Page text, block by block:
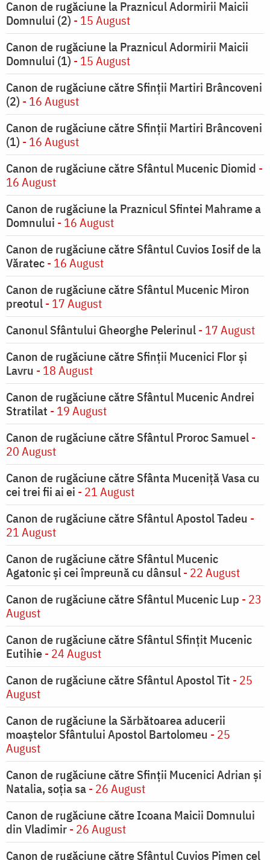
Canon de rugăciune la Praznicul Adormirii Maicii
Domnului (2) - 15 August
Canon de rugăciune la Praznicul Adormirii Maicii
Domnului (1) - 15 August
Canon de rugăciune către Sfinții Martiri Brâncoveni
(2) - 16 August
Canon de rugăciune către Sfinții Martiri Brâncoveni
(1) - 16 August
Canon de rugăciune către Sfântul Mucenic Diomid -
16 August
Canon de rugăciune la Praznicul Sfintei Mahrame a
Domnului - 16 August
Canon de rugăciune către Sfântul Cuvios Iosif de la
Văratec- 16 August
Canon de rugăciune către Sfântul Mucenic Miron
preotul- 17 August
Canonul Sfântului Gheorghe Pelerinul- 17 August
Canon de rugăciune către Sfinţii Mucenici Flor şi
Lavru - 18 August
Canon de rugăciune către Sfântul Mucenic Andrei
Stratilat - 19 August
Canon de rugăciune către Sfântul Proroc Samuel-
20 August
Canon de rugăciune către Sfânta Muceniţă Vasa cu
cei trei fii ai ei - 21 August
Canon de rugăciune către Sfântul Apostol Tadeu -
21 August
Canon de rugăciune către Sfântul Mucenic
Agatonic şi cei împreună cu dânsul- 22 August
Canon de rugăciune către Sfântul Mucenic Lup - 23
August
Canon de rugăciune către Sfântul Sfinţit Mucenic
Eutihie- 24 August
Canon de rugăciune către Sfântul Apostol Tit - 25
August
Canon de rugăciune la Sărbătoarea aducerii
moaştelor Sfântului Apostol Bartolomeu - 25
August
Canon de rugăciune către Sfinţii Mucenici Adrian şi
Natalia, soţia sa- 26 August
Canon de rugăciune către Icoana Maicii Domnului
din Vladimir- 26 August
Canon de rugăciune către Sfântul Cuvios Pimen cel